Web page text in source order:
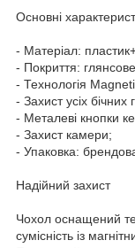
Основні
- Матеріал:
- Покриття:
- Технологія
- Захист усіх бічних
- Металеві кнопки
- Захист камери;
- Упаковка:
Надійний захист
Чохол оснащений
сумісність із